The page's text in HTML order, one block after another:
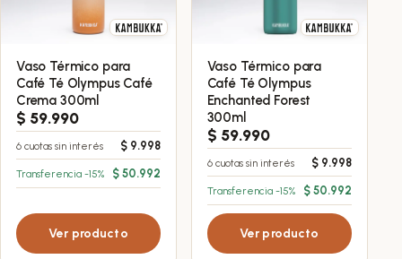
Vaso Térmico para
Café Té Olympus Café
Crema 300ml
$ 59.990
6 cuotas sin interés $ 9.998
Transferencia -15% $ 50.992
Ver producto
Vaso Térmico para
Café Té Olympus
Enchanted Forest
300ml
$ 59.990
6 cuotas sin interés $9.998
Transferencia -15% $50.992
Ver producto